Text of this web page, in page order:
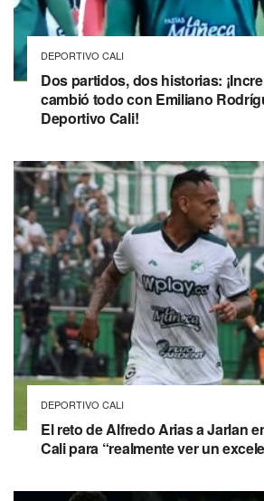
DEPORTIVO CALI
Dos partidos, dos historias:
cambió todo con Emiliano
Deportivo Cali!
DEPORTIVO CALI
El reto de Alfredo Arias a Jarlan
Cali para “realmente ver un